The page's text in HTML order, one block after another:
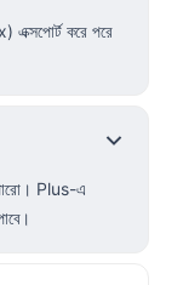
করে পরে
পারো। Plus-এ